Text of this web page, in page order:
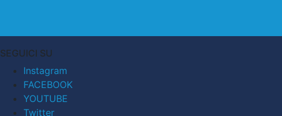
SEGUICI SU
Instagram
FACEBOOK
YOUTUBE
Twitter